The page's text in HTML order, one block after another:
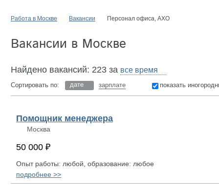
Работа в Москве Вакансии Персонал офиса, АХО
Вакансии в Москве
Найдено вакансий: 223 за
Сортировать по: дате зарплате показать
Помощник менеджера
Москва
50 000 ₽
Опыт работы: любой, образование: любое
подробнее >>